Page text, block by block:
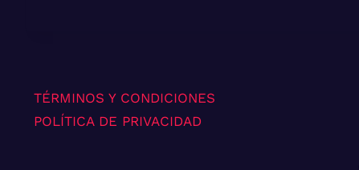
TÉRMINOS Y CONDICIONES
POLÍTICA DE PRIVACIDAD